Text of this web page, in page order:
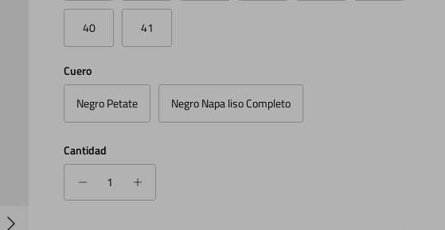
Siguiente
40 41
Cuero
Negro Petate
Negro Napa liso Completo
Cantidad